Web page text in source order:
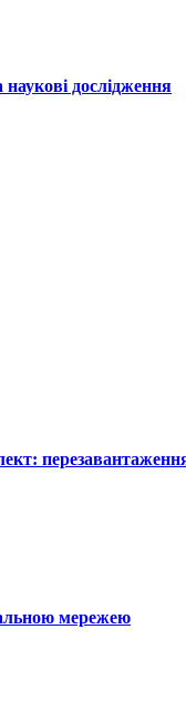
дослідження
мережею